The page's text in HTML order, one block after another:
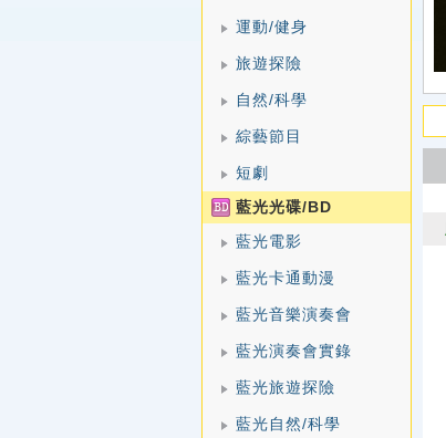
運動/健身
旅遊探險
自然/科學
綜藝節目
短劇
藍光光碟/BD
藍光電影
藍光卡通動漫
藍光音樂演奏會
藍光演奏會實錄
藍光旅遊探險
藍光自然/科學